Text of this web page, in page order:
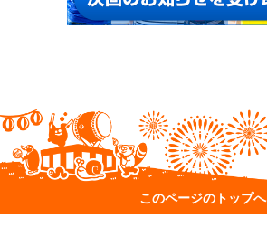
このページのトップへ